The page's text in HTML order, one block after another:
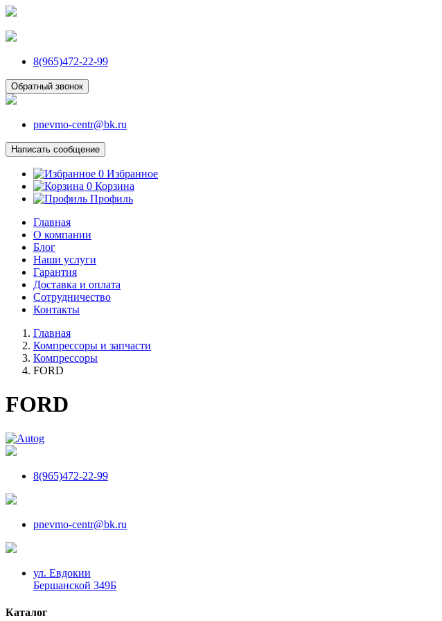
8(965)472-22-99
Обратный звонок
pnevmo-centr@bk.ru
Написать сообщение
0 Избранное
0 Корзина
Профиль
Главная
О компании
Блог
Наши услуги
Гарантия
Доставка и оплата
Сотрудничество
Контакты
Главная
Компрессоры и запчасти
Компрессоры
FORD
FORD
8(965)472-22-99
pnevmo-centr@bk.ru
ул. Евдокии
Бершанской 349Б
Каталог